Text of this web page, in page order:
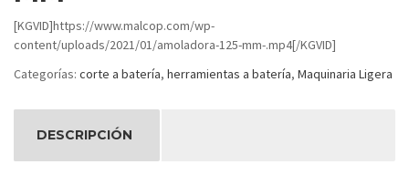
[KGVID]https://www.malcop.com/wp-
content/uploads/2021/01/amoladora-125-mm-.mp4[/KGVID]
Categorías: corte a batería, herramientas a batería, Maquinaria Ligera
DESCRIPCIÓN